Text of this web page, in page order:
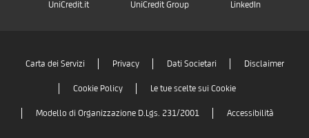
UniCredit.it UniCredit Group LinkedIn
Carta dei Servizi Privacy Dati Societari Disclaimer
Cookie Policy Le tue scelte sui Cookie
Modello di Organizzazione D.Lgs. 231/2001 Accessibilità